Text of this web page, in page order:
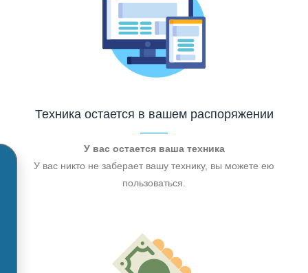
Техника остается в вашем распоряжении
У вас остается ваша техника
У вас никто не заберает вашу технику, вы можете ею
пользоваться.